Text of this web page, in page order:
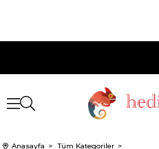
Anasayfa Tüm Kategoriler